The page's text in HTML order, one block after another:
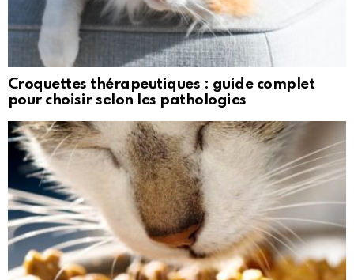
Croquettes thérapeutiques : guide complet
pour choisir selon les pathologies